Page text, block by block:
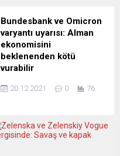
Bundesbank ve Omicron
varyantı uyarısı: Alman
ekonomisini
beklenenden kötü
vurabilir
Almanya Merkez Bankası
(Bundesbank),
Omicron varyantının Alman
ekonomisini bankanın
20.12.2021 0 76